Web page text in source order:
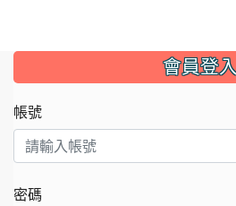
::: 會員登
帳號
密碼